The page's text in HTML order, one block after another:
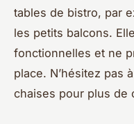
tables de bistro, par
les petits balcons.
fonctionnelles et ne
place. N’hésitez pas
chaises pour plus de